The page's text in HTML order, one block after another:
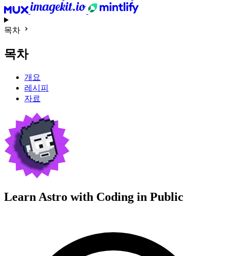
목차
목차
개요
레시피
자료
Learn Astro with Coding in Public